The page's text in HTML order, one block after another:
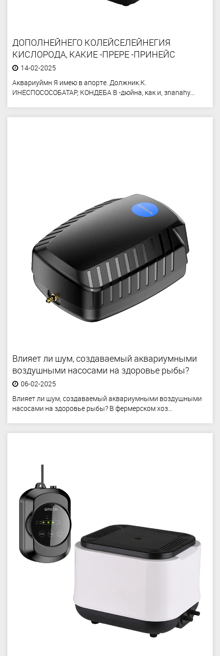
ДОПОЛНЕЙНЕГО КОЛЕЙСЕЛЕЙНЕГИЯ
КИСЛОРОДА, КАКИЕ -ПРЕРЕ -ПРИНЕЙС
14-02-2025
Аквариуймн Я имею в апорте. Должник.К.
ИНЕСПОСОСОБАТАР, КОНДЕБА В -дюйна, как и, зnanahy...
Влияет ли шум, создаваемый аквариумными
воздушными насосами на здоровье рыбы?
06-02-2025
Влияет ли шум, создаваемый аквариумными воздушными
насосами на здоровье рыбы? В фермерском хоз...